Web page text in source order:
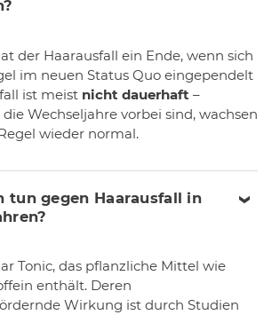
der Haarausfall ein Ende, wenn sich
im neuen Status Quo eingependelt
ist meist nicht dauerhaft –
Wechseljahre vorbei sind, wachsen
wieder normal.
tun gegen Haarausfall in
Tonic, das pflanzliche Mittel wie
enthält. Deren
Wirkung ist durch Studien